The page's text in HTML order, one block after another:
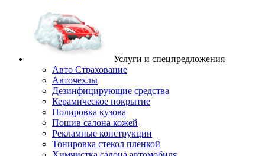
Услуги и спецпредложения
Авто Страхование
Авточехлы
Дезинфицирующие средства
Керамическое покрытие
Полировка кузова
Пошив салона кожей
Рекламные конструкции
Тонировка стекол пленкой